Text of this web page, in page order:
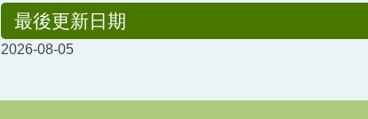
最後更新日期
2026-08-05